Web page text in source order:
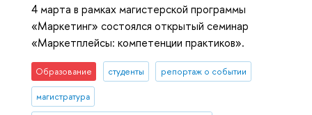
4 марта в рамках магистерской программы
«Маркетинг» состоялся открытый семинар
«Маркетплейсы: компетенции практиков».
Образование студенты репортаж о событии
магистратура